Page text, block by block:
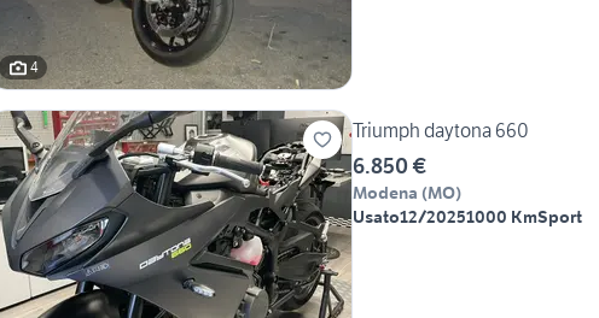
4
Triumph daytona 660
6.850 €
Modena (MO)
Usato12/20251000 KmSport